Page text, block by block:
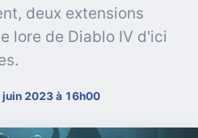
deux extensions
lore de Diablo IV d'ici
juin 2023 à 16h00